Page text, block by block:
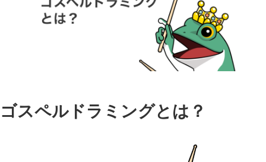
ゴスペルドラミングとは？